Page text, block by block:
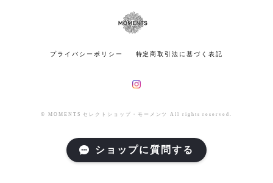
プライバシーポリシー 特定商取引法に基づく表記
© MOMENTS セレクトショップ・モーメンツ All rights reserved.
ショップに質問する